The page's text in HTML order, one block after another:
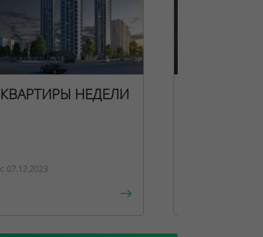
КВАРТИРЫ НЕДЕЛИ
c 07.12.2023